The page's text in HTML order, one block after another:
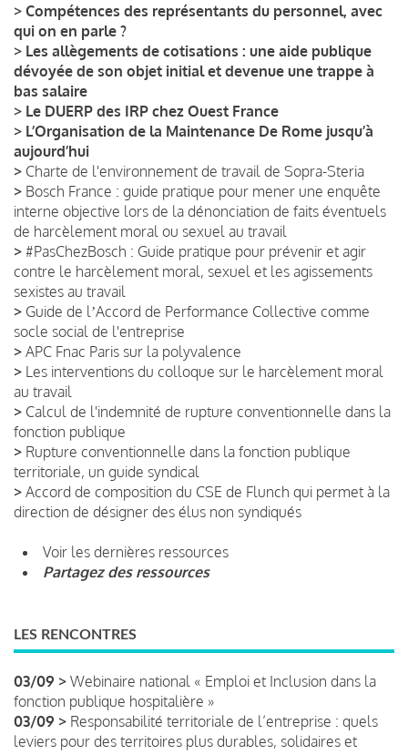
> Compétences des représentants du personnel, avec
qui on en parle ?
> Les allègements de cotisations : une aide publique
dévoyée de son objet initial et devenue une trappe à
bas salaire
> Le DUERP des IRP chez Ouest France
> L’Organisation de la Maintenance De Rome jusqu’à
aujourd’hui
> Charte de l'environnement de travail de Sopra-Steria
> Bosch France : guide pratique pour mener une enquête
interne objective lors de la dénonciation de faits éventuels
de harcèlement moral ou sexuel au travail
> #PasChezBosch : Guide pratique pour prévenir et agir
contre le harcèlement moral, sexuel et les agissements
sexistes au travail
> Guide de lʼAccord de Performance Collective comme
socle social de l'entreprise
> APC Fnac Paris sur la polyvalence
> Les interventions du colloque sur le harcèlement moral
au travail
> Calcul de l'indemnité de rupture conventionnelle dans la
fonction publique
> Rupture conventionnelle dans la fonction publique
territoriale, un guide syndical
> Accord de composition du CSE de Flunch qui permet à la
direction de désigner des élus non syndiqués
Voir les dernières ressources
Partagez des ressources
LES RENCONTRES
03/09 > Webinaire national « Emploi et Inclusion dans la
fonction publique hospitalière »
03/09 > Responsabilité territoriale de l’entreprise : quels
leviers pour des territoires plus durables, solidaires et